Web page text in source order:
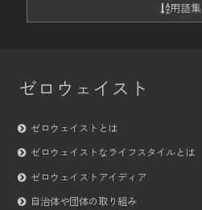
用語集
ゼロウェイスト
ゼロウェイストとは
ゼロウェイストなライフスタイルとは
ゼロウェイストアイディア
自治体や団体の取り組み